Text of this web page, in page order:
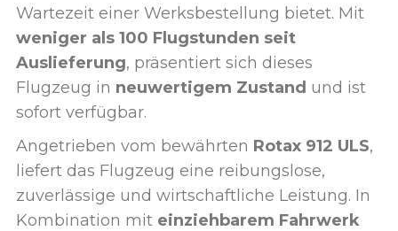
Wartezeit einer Werksbestellung bietet. Mit
weniger als 100 Flugstunden seit
Auslieferung, präsentiert sich dieses
Flugzeug in neuwertigem Zustand und ist
sofort verfügbar.
Angetrieben vom bewährten Rotax 912 ULS,
liefert das Flugzeug eine reibungslose,
zuverlässige und wirtschaftliche Leistung. In
Kombination mit einziehbarem Fahrwerk